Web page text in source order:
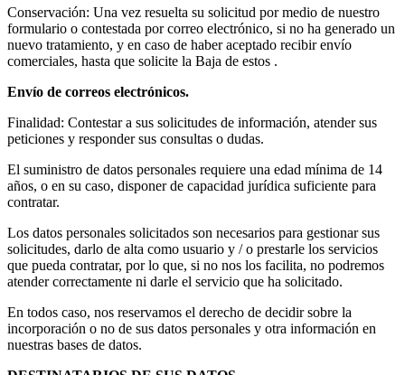
Conservación: Una vez resuelta su solicitud por medio de nuestro
formulario o contestada por correo electrónico, si no ha generado un
nuevo tratamiento, y en caso de haber aceptado recibir envío
comerciales, hasta que solicite la Baja de estos .
Envío de correos electrónicos.
Finalidad: Contestar a sus solicitudes de información, atender sus
peticiones y responder sus consultas o dudas.
El suministro de datos personales requiere una edad mínima de 14
años, o en su caso, disponer de capacidad jurídica suficiente para
contratar.
Los datos personales solicitados son necesarios para gestionar sus
solicitudes, darlo de alta como usuario y / o prestarle los servicios
que pueda contratar, por lo que, si no nos los facilita, no podremos
atender correctamente ni darle el servicio que ha solicitado.
En todos caso, nos reservamos el derecho de decidir sobre la
incorporación o no de sus datos personales y otra información en
nuestras bases de datos.